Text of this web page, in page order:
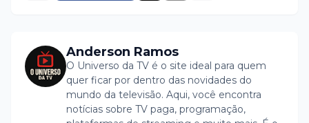
Anderson Ramos
O Universo da TV é o site ideal para quem
quer ficar por dentro das novidades do
mundo da televisão. Aqui, você encontra
notícias sobre TV paga, programação,